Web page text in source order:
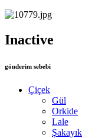
Inactive
gönderim sebebi
Çiçek
Gül
Orkide
Lale
Şakayık